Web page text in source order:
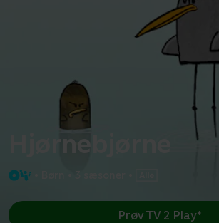
Hjørnebjørne
Prøv TV 2 Play*